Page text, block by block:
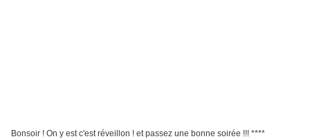
Bonsoir ! On y est c'est réveillon ! et passez une bonne soirée !!! ****